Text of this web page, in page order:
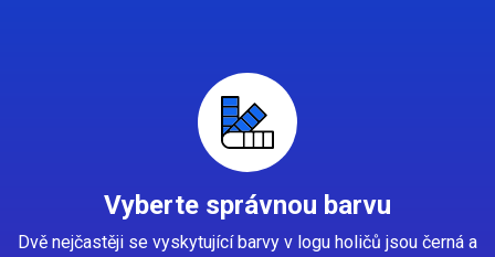
Vyberte správnou barvu
Dvě nejčastěji se vyskytující barvy v logu holičů jsou černá a